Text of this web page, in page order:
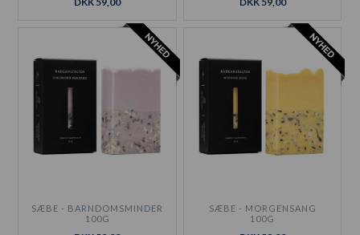
SÆBE - BARNDOMSMINDER
100G
SÆBE - MORGENSANG
100G